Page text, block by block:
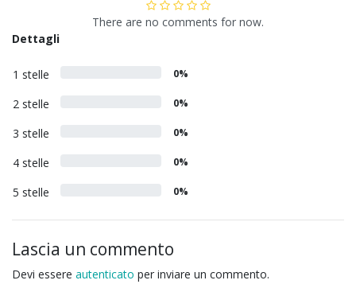
There are no comments for now.
Dettagli
1 stelle 0%
2 stelle 0%
3 stelle 0%
4 stelle 0%
5 stelle 0%
Lascia un commento
Devi essere autenticato per inviare un commento.